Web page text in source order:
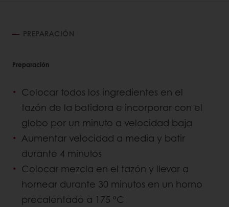
PREPARACIÓN
Preparación
Colocar todos los ingredientes en el
tazón de la batidora e incorporar con el
globo por un minuto a velocidad baja
Aumentar velocidad a media y batir
durante 4 minutos
Colocar mezcla en el tazón y llevar a
hornear durante 30 minutos en un horno
precalentado a 175 ºC